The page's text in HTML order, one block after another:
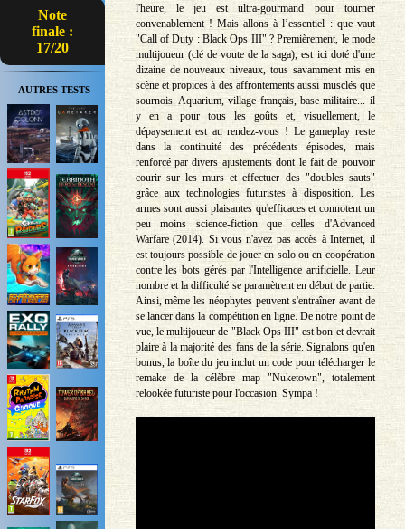
Note
finale :
17/20
AUTRES TESTS
l'heure, le jeu est ultra-gourmand pour tourner
convenablement ! Mais allons à l’essentiel : que vaut
"Call of Duty : Black Ops III" ? Premièrement, le mode
multijoueur (clé de voute de la saga), est ici doté d'une
dizaine de nouveaux niveaux, tous savamment mis en
scène et propices à des affrontements aussi musclés que
sournois. Aquarium, village français, base militaire... il
y en a pour tous les goûts et, visuellement, le
dépaysement est au rendez-vous ! Le gameplay reste
dans la continuité des précédents épisodes, mais
renforcé par divers ajustements dont le fait de pouvoir
courir sur les murs et effectuer des "doubles sauts"
grâce aux technologies futuristes à disposition. Les
armes sont aussi plaisantes qu'efficaces et connotent un
peu moins science-fiction que celles d'Advanced
Warfare (2014). Si vous n'avez pas accès à Internet, il
est toujours possible de jouer en solo ou en coopération
contre les bots gérés par l'Intelligence artificielle. Leur
nombre et la difficulté se paramètrent en début de partie.
Ainsi, même les néophytes peuvent s'entraîner avant de
se lancer dans la compétition en ligne. De notre point de
vue, le multijoueur de "Black Ops III" est bon et devrait
plaire à la majorité des fans de la série. Signalons qu'en
bonus, la boîte du jeu inclut un code pour télécharger le
remake de la célèbre map "Nuketown", totalement
relookée futuriste pour l'occasion. Sympa !